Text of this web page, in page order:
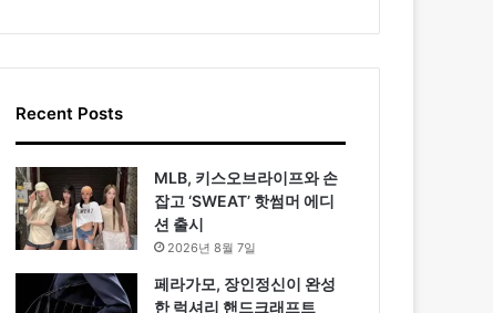
Recent Posts
MLB, 키스오브라이프와 손
잡고 ‘SWEAT’ 핫썸머 에디
션 출시
2026년 8월 7일
페라가모, 장인정신이 완성
한 럭셔리 핸드크래프트